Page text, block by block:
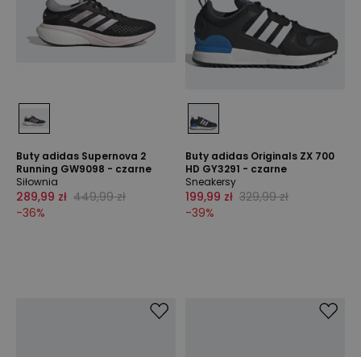
Buty adidas Supernova 2
Running GW9098 - czarne
Siłownia
289,99 zł 449,99 zł
-36%
Buty adidas Originals ZX 700
HD GY3291 - czarne
Sneakersy
199,99 zł 329,99 zł
-39%